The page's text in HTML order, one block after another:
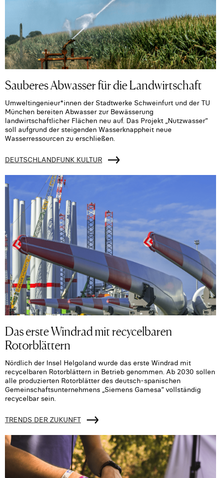
Sauberes Abwasser für die Landwirtschaft
Umweltingenieur*innen der Stadtwerke Schweinfurt und der TU
München bereiten Abwasser zur Bewässerung
landwirtschaftlicher Flächen neu auf. Das Projekt „Nutzwasser“
soll aufgrund der steigenden Wasserknappheit neue
Wasserressourcen zu erschließen.
DEUTSCHLANDFUNK KULTUR
Das erste Windrad mit recycelbaren
Rotorblättern
Nördlich der Insel Helgoland wurde das erste Windrad mit
recycelbaren Rotorblättern in Betrieb genommen. Ab 2030 sollen
alle produzierten Rotorblätter des deutsch-spanischen
Gemeinschaftsunternehmens „Siemens Gamesa“ vollständig
recycelbar sein.
TRENDS DER ZUKUNFT